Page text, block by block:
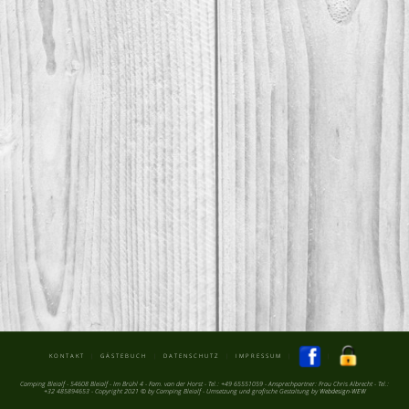
KONTAKT GÄSTEBUCH DATENSCHUTZ IMPRESSUM
Camping Bleialf - 54608 Bleialf - Im Brühl 4 - Fam. van der Horst - Tel.: +49 65551059 - Ansprechpartner: Frau Chris Albrecht - Tel.:
+32 485894653 - Copyright 2021 © by Camping Bleialf - Umsetzung und grafische Gestaltung byWebdesign-WEW